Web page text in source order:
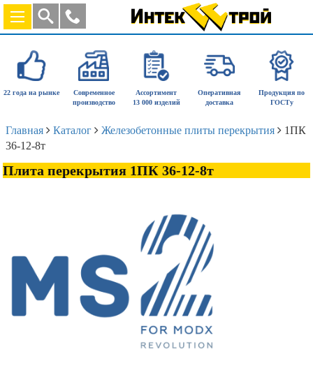
22 года на рынке
Современное
производство
Ассортимент
13 000 изделий
Оперативная
доставка
Продукция по
ГОСТу
Главная Каталог Железобетонные плиты перекрытия
1ПК
36-12-8т
Плита перекрытия 1ПК 36-12-8т